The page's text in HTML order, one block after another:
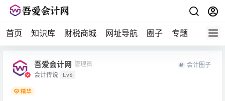
首页 知识库 财税商城 网址导航 圈子 专题 会计问
吾爱会计网 管理员
会计传说 Lv6
会计圈子